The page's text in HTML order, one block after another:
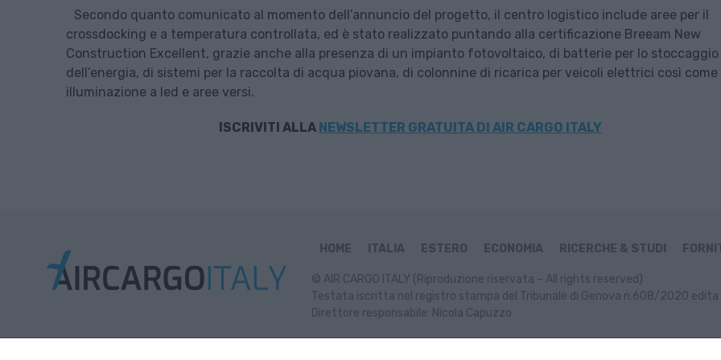
Secondo quanto comunicato al momento dell’annuncio del progetto, il centro logistico include aree per il
crossdocking e a temperatura controllata, ed è stato realizzato puntando alla certificazione Breeam New
Construction Excellent, grazie anche alla presenza di un impianto fotovoltaico, di batterie per lo stoccaggio
dell’energia, di sistemi per la raccolta di acqua piovana, di colonnine di ricarica per veicoli elettrici così come
illuminazione a led e aree versi.
ISCRIVITI ALLA NEWSLETTER GRATUITA DI AIR CARGO ITALY
HOME ITALIA ESTERO ECONOMIA RICERCHE & STUDI
© AIR CARGO ITALY (Riproduzione riservata – All rights reserved)
Testata iscritta nel registro stampa del Tribunale di Genova n.608/2020 edita
Direttore responsabile: Nicola Capuzzo